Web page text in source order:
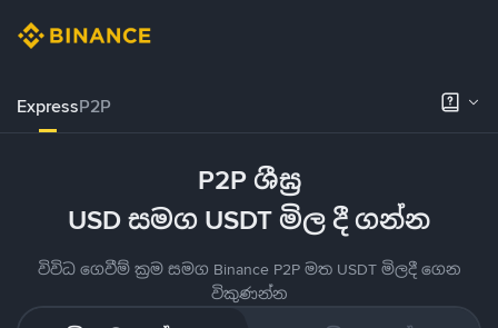
ExpressP2P
P2P ශීඝ්‍ර
USD සමග USDT මිල දී ගන්න
විවිධ ගෙවීම් ක්‍රම සමග Binance P2P මත USDT මිලදී ගෙන
විකුණන්න